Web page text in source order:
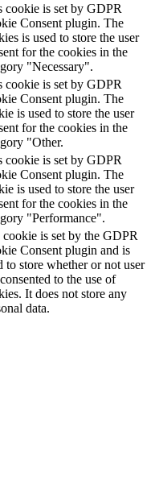
cookie is set by GDPR
Consent plugin. The
is used to store the user
for the cookies in the
"Necessary".
cookie is set by GDPR
Consent plugin. The
is used to store the user
for the cookies in the
"Other.
cookie is set by GDPR
Consent plugin. The
is used to store the user
for the cookies in the
"Performance".
cookie is set by the GDPR
Consent plugin and is
to store whether or not user
to the use of
It does not store any
data.